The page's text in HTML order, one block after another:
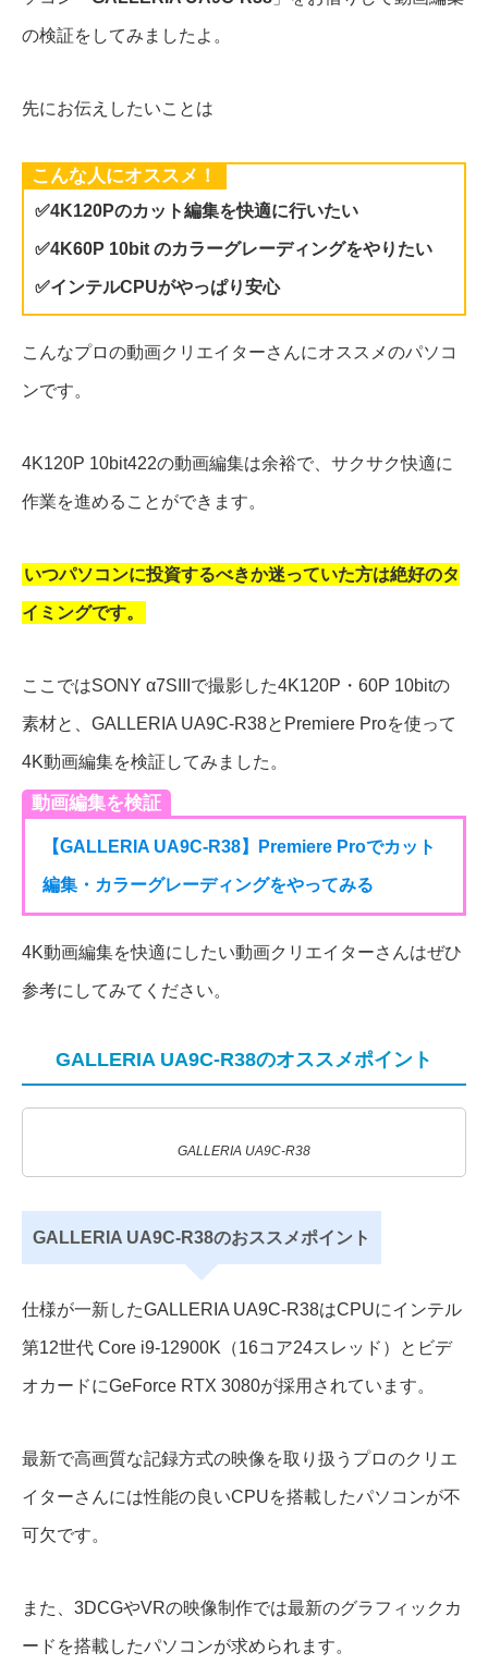
の検証をしてみましたよ。
先にお伝えしたいことは
こんな人にオススメ！
✅4K120Pのカット編集を快適に行いたい
✅4K60P 10bit のカラーグレーディングをやりたい
✅インテルCPUがやっぱり安心
こんなプロの動画クリエイターさんにオススメのパソコ
ンです。
4K120P 10bit422の動画編集は余裕で、サクサク快適に
作業を進めることができます。
いつパソコンに投資するべきか迷っていた方は絶好のタ
イミングです。
ここではSONY α7SIIIで撮影した4K120P・60P 10bitの
素材と、GALLERIA UA9C-R38とPremiere Proを使って
4K動画編集を検証してみました。
動画編集を検証
【GALLERIA UA9C-R38】Premiere Proでカット
編集・カラーグレーディングをやってみる
4K動画編集を快適にしたい動画クリエイターさんはぜひ
参考にしてみてください。
GALLERIA UA9C-R38のオススメポイント
GALLERIA UA9C-R38
GALLERIA UA9C-R38のおススメポイント
仕様が一新したGALLERIA UA9C-R38はCPUにインテル
第12世代 Core i9-12900K（16コア24スレッド）とビデ
オカードにGeForce RTX 3080が採用されています。
最新で高画質な記録方式の映像を取り扱うプロのクリエ
イターさんには性能の良いCPUを搭載したパソコンが不
可欠です。
また、3DCGやVRの映像制作では最新のグラフィックカ
ードを搭載したパソコンが求められます。